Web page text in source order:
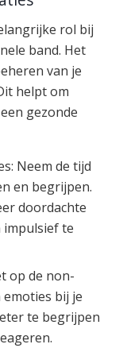
rol bij
band. Het
van je
helpt om
gezonde
Neem de tijd
en begrijpen.
doordachte
impulsief te
op de non-
bij je
te begrijpen